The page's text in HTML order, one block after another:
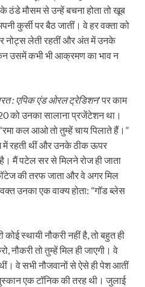
मौसम से उन्हें बचना होता तो खूब
कुर्सी पर बैठ जातीं। वे हर वक्ता को
नोट्स लेती रहतीं और अंत में उनके
उसमें कभी भी आक्रमण का भाव न
: एपिक एंड ओरल ट्रेडिशन’ पर काम
को उनका सालाना प्रजेंटेशन था।
कल आओ तो तुम्हें चाय पिलाते हैं।”
में रहती थीं और उनके ठीक ऊपर
मैं पटेल सर से मिलने रोज ही जाता
की तरफ जाता और वे अगर मिल
उनका एक वाक्य होता: “गॉड ब्लेस
स्थायी नौकरी नहीं है, तो बहुत ही
तो तुम्हें मिल ही जाएगी। वे
वे सभी नौजवानों से ऐसे ही पेश आतीं
एक टॉनिक की तरह थी। जुलाई